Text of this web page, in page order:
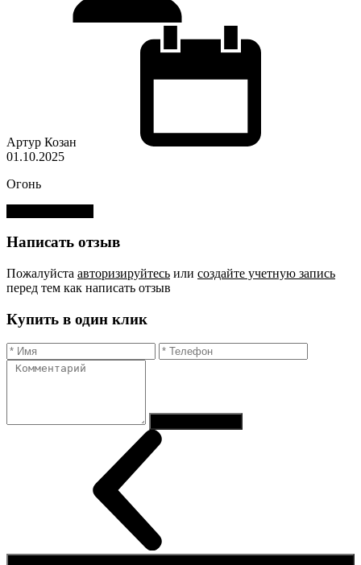
Артур Козан
01.10.2025
Огонь
Написать отзыв
Пожалуйста авторизируйтесь или создайте учетную запись
перед тем как написать отзыв
Купить в один клик